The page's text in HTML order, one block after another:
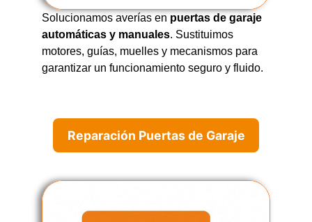
Solucionamos averías en puertas de garaje
automáticas y manuales. Sustituimos
motores, guías, muelles y mecanismos para
garantizar un funcionamiento seguro y fluido.
Reparación Puertas de Garaje